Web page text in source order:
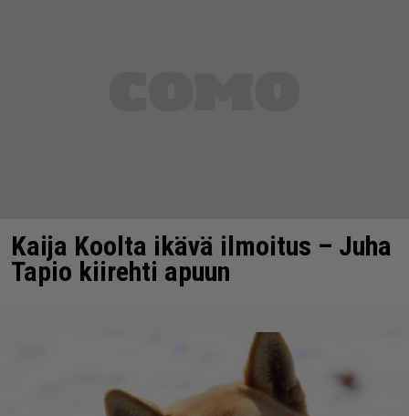
Kaija Koolta ikävä ilmoitus – Juha
Tapio kiirehti apuun